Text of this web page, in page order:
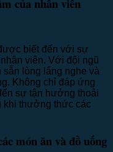
của nhân viên
biết đến với sự
viên. Với đội ngũ
lòng lắng nghe và
Không chỉ đáp ứng
sự tận hưởng thoải
khi thưởng thức các
món ăn và đồ uống